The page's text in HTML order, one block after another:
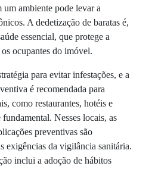
um ambiente pode levar a
A dedetização de baratas é,
essencial, que protege a
ocupantes do imóvel.
para evitar infestações, e a
é recomendada para
como restaurantes, hotéis e
Nesses locais, as
preventivas são
exigências da vigilância sanitária.
inclui a adoção de hábitos